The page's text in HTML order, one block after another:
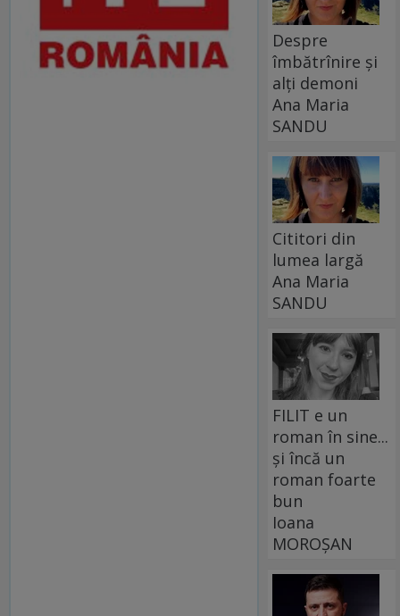
Despre
îmbătrînire și
alți demoni
Ana Maria
SANDU
Cititori din
lumea largă
Ana Maria
SANDU
FILIT e un
roman în sine...
și încă un
roman foarte
bun
Ioana
MOROȘAN